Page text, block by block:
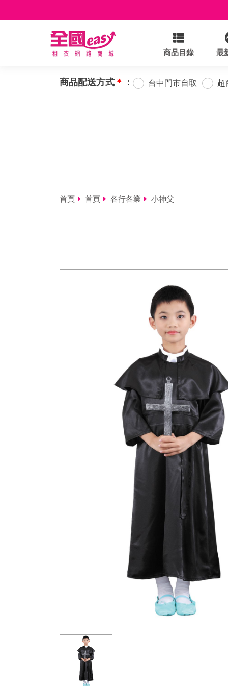
商品目錄 最
商品配送方式 ＊ ： 台中門市自取 超
首頁 首頁 各行各業 小神父